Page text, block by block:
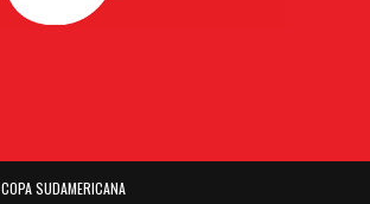
COPA SUDAMERICANA